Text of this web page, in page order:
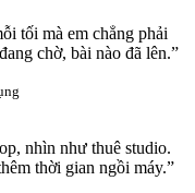
tối mà em chẳng phải
chờ, bài nào đã lên.”
nhìn như thuê studio.
thời gian ngồi máy.”